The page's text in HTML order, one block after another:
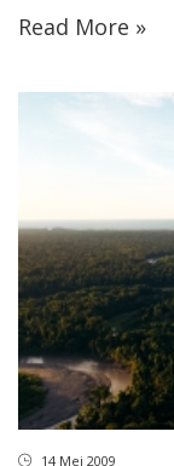
Read More »
14 Mei 2009